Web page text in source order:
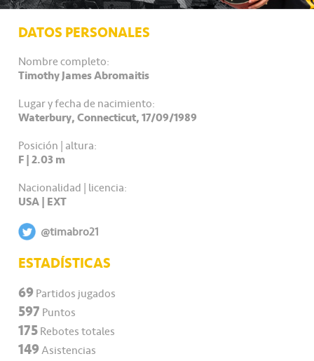
DATOS PERSONALES
Nombre completo:
Timothy James Abromaitis
Lugar y fecha de nacimiento:
Waterbury, Connecticut, 17/09/1989
Posición | altura:
F | 2.03 m
Nacionalidad | licencia:
USA | EXT
@timabro21
ESTADÍSTICAS
69Partidos jugados
597 Puntos
175Rebotes totales
149Asistencias